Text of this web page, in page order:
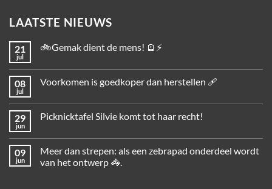
LAATSTE NIEUWS
21
jul
🚲Gemak dient de mens! 🪫⚡
08
jul
Voorkomen is goedkoper dan herstellen 🩹
29
jun
Picknicktafel Silvie komt tot haar recht!
09
jun
Meer dan strepen: als een zebrapad onderdeel wordt
van het ontwerp 🦓.